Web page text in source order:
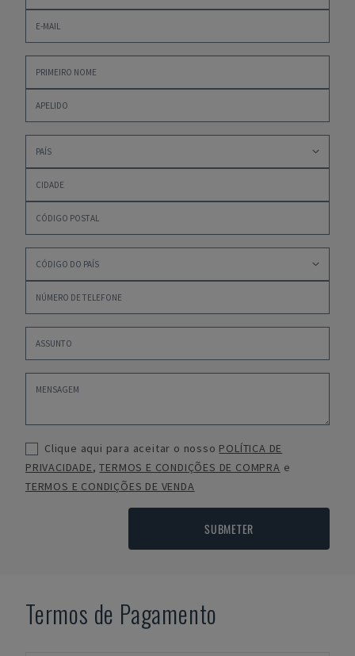
Clique aqui para aceitar o nosso POLÍTICA DE
PRIVACIDADE,TERMOS E CONDIÇÕES DE COMPRA e
TERMOS E CONDIÇÕES DE VENDA
SUBMETER
Termos de Pagamento